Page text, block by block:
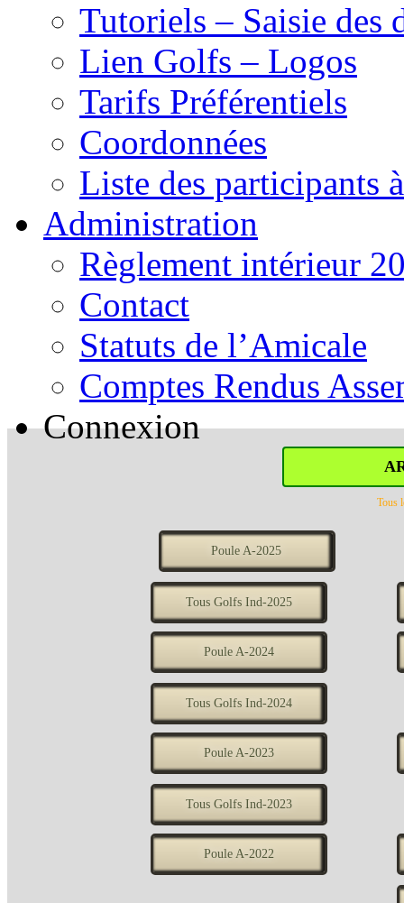
Tutoriels – Saisie des
Lien Golfs – Logos
Tarifs Préférentiels
Coordonnées
Liste des participants
Administration
Règlement intérieur
Contact
Statuts de l’Amicale
Comptes Rendus
Connexion
Tous
Poule A-2025
Tous Golfs Ind-2025
Poule A-2024
Tous Golfs Ind-2024
Poule A-2023
Tous Golfs Ind-2023
Poule A-2022